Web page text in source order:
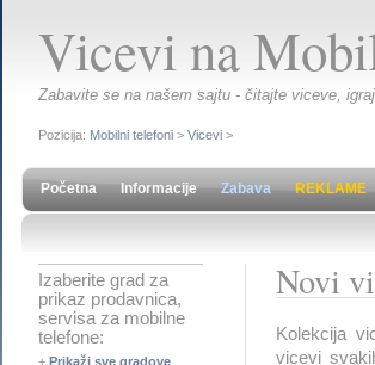
Vicevi na
Zabavite se na našem sajtu - čitajte viceve,
Pozicija: Mobilni telefoni > Vicevi >
Početna Informacije Zabava REKLAME
Izaberite grad za
prikaz prodavnica,
servisa za mobilne
telefone:
+ Prikaži sve gradove
Novi
Kolekcija
vicevi